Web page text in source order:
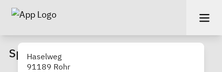
Spielplatz Leitelshof
Haselweg
91189 Rohr